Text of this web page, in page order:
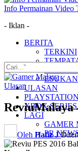
Info Permainan Video
- Iklan -
BERITA
TERKINI
ESUKAN
ULASAN
XBOX
LAGI
GAMER
PR
Ulasan
ReviuMalaya
Oleh Hafiz J